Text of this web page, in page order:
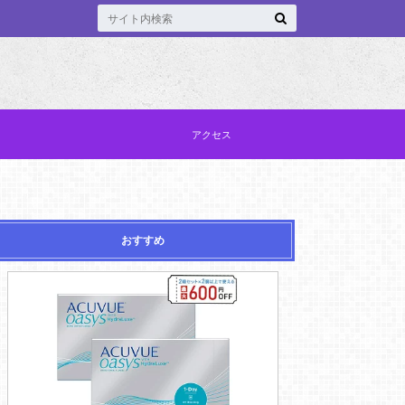
アクセス
おすすめ